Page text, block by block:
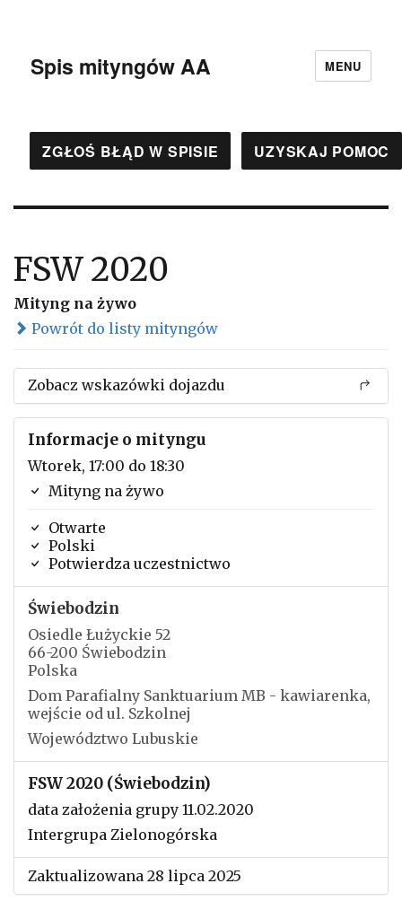
Spis mityngów AA MENU
ZGŁOŚ BŁĄD W SPISIE UZYSKAJ POMOC
FSW 2020
Mityng na żywo
Powrót do listy mityngów
Zobacz wskazówki dojazdu
Informacje o mityngu
Wtorek, 17:00 do 18:30
Mityng na żywo
Otwarte
Polski
Potwierdza uczestnictwo
Świebodzin
Osiedle Łużyckie 52
66-200 Świebodzin
Polska
Dom Parafialny Sanktuarium MB - kawiarenka,
wejście od ul. Szkolnej
Województwo Lubuskie
FSW 2020 (Świebodzin)
data założenia grupy 11.02.2020
Intergrupa Zielonogórska
Zaktualizowana 28 lipca 2025